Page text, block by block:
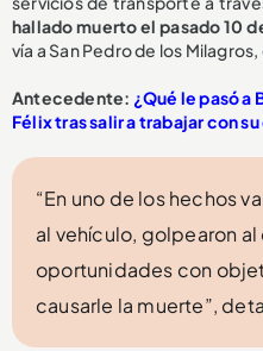
hallado muerto el pasado 10
vía a San Pedro de los
Antecedente: ¿Qué le pasó a
Félix tras salir a trabajar con
“En uno de los hechos
al vehículo, golpearon
oportunidades con
causarle la muerte”,